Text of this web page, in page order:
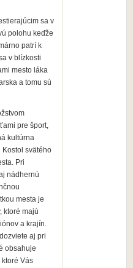
sa v
polohu keďže
patrí k
v blízkosti
mesto láka
a tomu sú
pre šport,
kultúrna
svätého
Pri
nádhernú
mesta je
ktoré majú
a krajín.
aj pri
obsahuje
Vás